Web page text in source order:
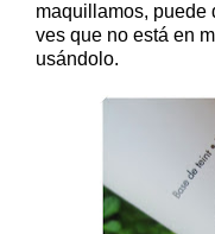
maquillamos, puede
ves que no está en
usándolo.